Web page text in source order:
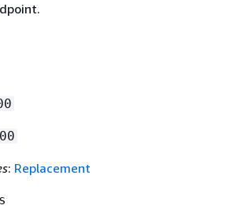
: Replacement